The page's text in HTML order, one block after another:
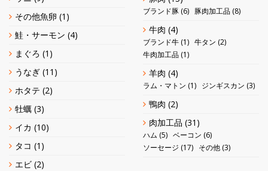
その他魚卵 (1)
鮭・サーモン (4)
まぐろ (1)
うなぎ (11)
ホタテ (2)
牡蠣 (3)
イカ (10)
タコ (1)
エビ (2)
ブランド豚 (6) 豚肉加工品 (8)
牛肉 (4)
ブランド牛 (1) 牛タン (2)
牛肉加工品 (1)
羊肉 (4)
ラム・マトン (1) ジンギスカン (3)
鴨肉 (2)
肉加工品 (31)
ハム (5) ベーコン (6)
ソーセージ (17) その他 (3)